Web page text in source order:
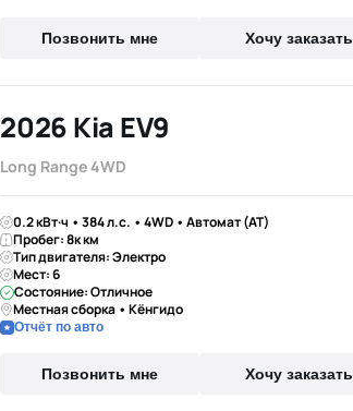
Позвонить мне Хочу заказать
2026 Kia EV9
Long Range 4WD
0.2 кВт·ч • 384 л.с. • 4WD • Автомат (AT)
Пробег: 8к км
Тип двигателя: Электро
Мест: 6
Состояние: Отличное
Местная сборка • Кёнгидо
Отчёт по авто
Позвонить мне Хочу заказать